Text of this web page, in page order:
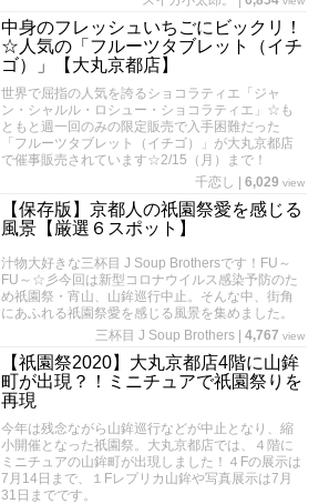
中身のフレッシュいちごにビックリ！
☆人気の「フルーツタブレット（イチ
ゴ）」【大丸京都店】
世界で屈指の人気を誇るショコラティエ「ジャ
ン・シャルル・ロシュー・ショコラティエ」☆も
ともと週一回のみの限定販売で入手困難だった
「フルーツタブレット（イチゴ）」が大丸京都店
で催事販売されています☆2/15（月）まで！
千恋し
6,029 view
【保存版】京都人の祇園祭愛を感じる
風景【厳選６スポット】
汁物大好きな三杯目 J Soup Brothersです！FU～
FU～☆彡今回は新型コロナウイルス感染予防のた
め祇園祭・宵山、山鉾巡行中止。そんな中、街角
にあふれる祇園祭愛を感じる風景を集めました。
三杯目 J Soup Brothers
4,767 view
【祇園祭2020】大丸京都店4階に山鉾
町が出現？！ミニチュアで祇園祭りを
再現
今年は残念ながら山鉾巡行などが中止となり、縮
小開催となった祇園祭。大丸京都店では、４階に
ミニチュアの山鉾町が出現しました！４Fの展示は
7月14日まで、１Fレプリカ山鉾や写真展示は7月
31日までです。